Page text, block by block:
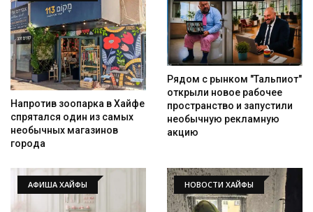
Напротив зоопарка в Хайфе
спрятался один из самых
необычных магазинов
города
Рядом с рынком "Тальпиот"
открыли новое рабочее
пространство и запустили
необычную рекламную
акцию
АФИША ХАЙФЫ НОВОСТИ ХАЙФЫ